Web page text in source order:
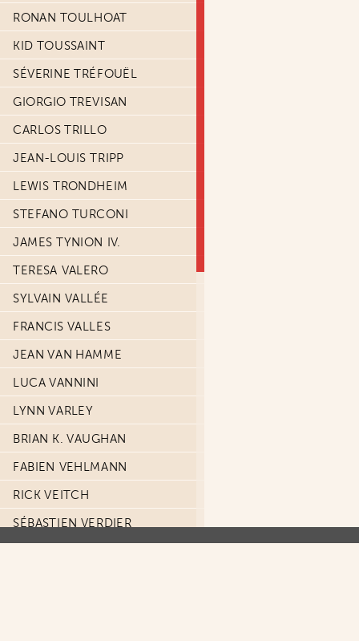
RONAN TOULHOAT
KID TOUSSAINT
SÉVERINE TRÉFOUËL
GIORGIO TREVISAN
CARLOS TRILLO
JEAN-LOUIS TRIPP
LEWIS TRONDHEIM
STEFANO TURCONI
JAMES TYNION IV.
TERESA VALERO
SYLVAIN VALLÉE
FRANCIS VALLES
JEAN VAN HAMME
LUCA VANNINI
LYNN VARLEY
BRIAN K. VAUGHAN
FABIEN VEHLMANN
RICK VEITCH
SÉBASTIEN VERDIER